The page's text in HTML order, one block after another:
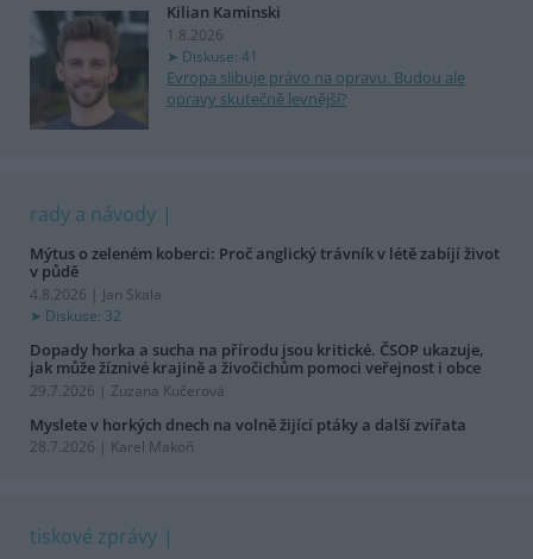
Kilian Kaminski
1.8.2026
Diskuse: 41
Evropa slibuje právo na opravu. Budou ale
opravy skutečně levnější?
rady a návody
Mýtus o zeleném koberci: Proč anglický trávník v létě zabíjí život
v půdě
4.8.2026 | Jan Skala
Diskuse: 32
Dopady horka a sucha na přírodu jsou kritické. ČSOP ukazuje,
jak může žíznivé krajině a živočichům pomoci veřejnost i obce
29.7.2026 | Zuzana Kučerová
Myslete v horkých dnech na volně žijící ptáky a další zvířata
28.7.2026 | Karel Makoň
tiskové zprávy